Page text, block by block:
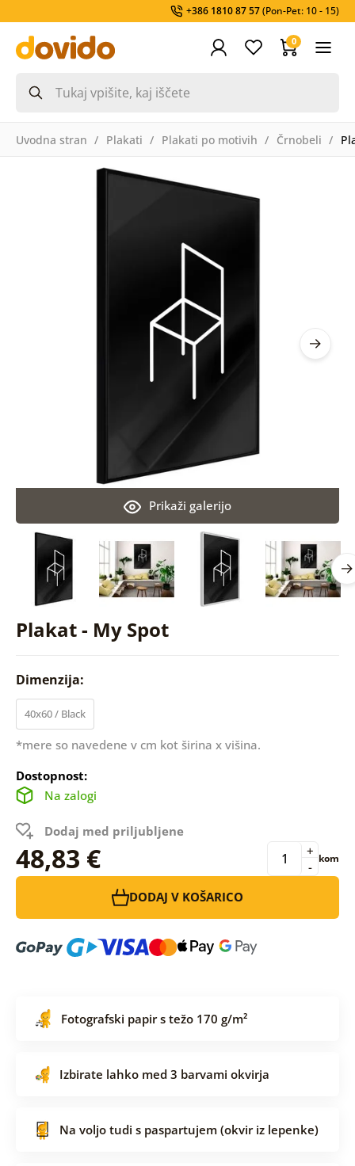
+386 1810 87 57(Pon-Pet: 10 - 15)
0
Uvodna stran Plakati Plakati po motivih Črnobeli
Plakat - My Spot
Prikaži galerijo
Dimenzija:
40x60 / Black
*mere so navedene v cm kot širina x višina.
Dostopnost:
Na zalogi
Dodaj med priljubljene
48,83 € -
+ kom
DODAJ V KOŠARICO
Fotografski papir s težo 170 g/m²
Izbirate lahko med 3 barvami okvirja
Na voljo tudi s paspartujem (okvir iz lepenke)